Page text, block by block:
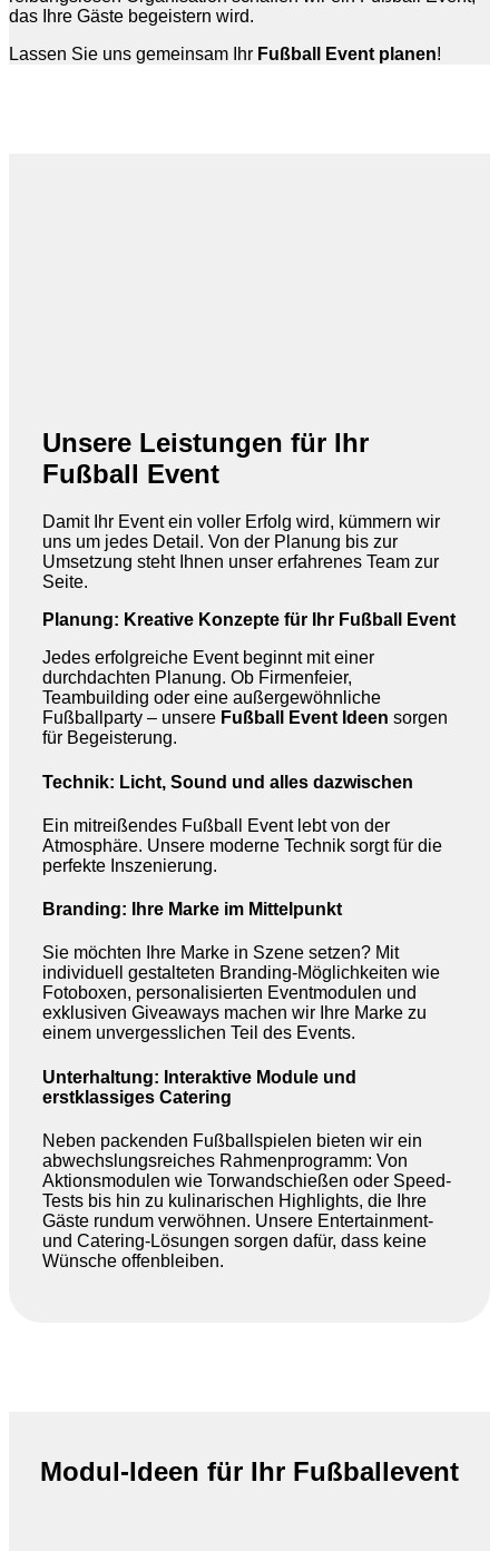
das Ihre Gäste begeistern wird.
Lassen Sie uns gemeinsam Ihr Fußball Event planen!
Unsere Leistungen für Ihr
Fußball Event
Damit Ihr Event ein voller Erfolg wird, kümmern wir
uns um jedes Detail. Von der Planung bis zur
Umsetzung steht Ihnen unser erfahrenes Team zur
Seite.
Planung: Kreative Konzepte für Ihr Fußball Event
Jedes erfolgreiche Event beginnt mit einer
durchdachten Planung. Ob Firmenfeier,
Teambuilding oder eine außergewöhnliche
Fußballparty – unsere Fußball Event Ideen sorgen
für Begeisterung.
Technik: Licht, Sound und alles dazwischen
Ein mitreißendes Fußball Event lebt von der
Atmosphäre. Unsere moderne Technik sorgt für die
perfekte Inszenierung.
Branding: Ihre Marke im Mittelpunkt
Sie möchten Ihre Marke in Szene setzen? Mit
individuell gestalteten Branding-Möglichkeiten wie
Fotoboxen, personalisierten Eventmodulen und
exklusiven Giveaways machen wir Ihre Marke zu
einem unvergesslichen Teil des Events.
Unterhaltung: Interaktive Module und
erstklassiges Catering
Neben packenden Fußballspielen bieten wir ein
abwechslungsreiches Rahmenprogramm: Von
Aktionsmodulen wie Torwandschießen oder Speed-
Tests bis hin zu kulinarischen Highlights, die Ihre
Gäste rundum verwöhnen. Unsere Entertainment-
und Catering-Lösungen sorgen dafür, dass keine
Wünsche offenbleiben.
Modul-Ideen für Ihr Fußballevent